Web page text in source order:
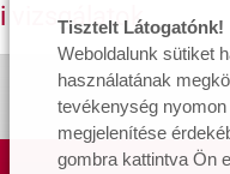
vizsgálatok
Tisztelt Látogatónk!
Weboldalunk sütiket
használatának
tevékenység
megjelenítése
gombra kattintva Ön